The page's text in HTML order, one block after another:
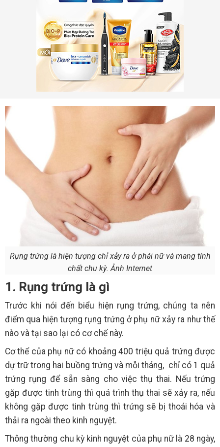
Rụng trứng là hiện tượng chỉ xảy ra ở phái nữ và mang tính
chất chu kỳ. Ảnh Internet
1. Rụng trứng là gì
Trước khi nói đến biểu hiện rụng trứng, chúng ta nên
điểm qua hiện tượng rụng trứng ở phụ nữ xảy ra như thế
nào và tại sao lại có cơ chế này.
Cơ thể của phụ nữ có khoảng 400 triệu quả trứng được
dự trữ trong hai buồng trứng và mỗi tháng, chỉ có 1 quả
trứng rụng để sẵn sàng cho việc thụ thai. Nếu trứng
gặp được tinh trùng thì quá trình thụ thai sẽ xảy ra, nếu
không gặp được tinh trùng thì trứng sẽ bị thoái hóa và
thải ra ngoài theo kinh nguyệt.
Thông thường chu kỳ kinh nguyệt của phụ nữ là 28 ngày,